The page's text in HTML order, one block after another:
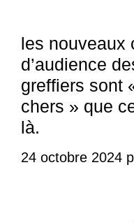
les nouveaux
d’audience
greffiers sont
chers » que
là.
24 octobre 2024